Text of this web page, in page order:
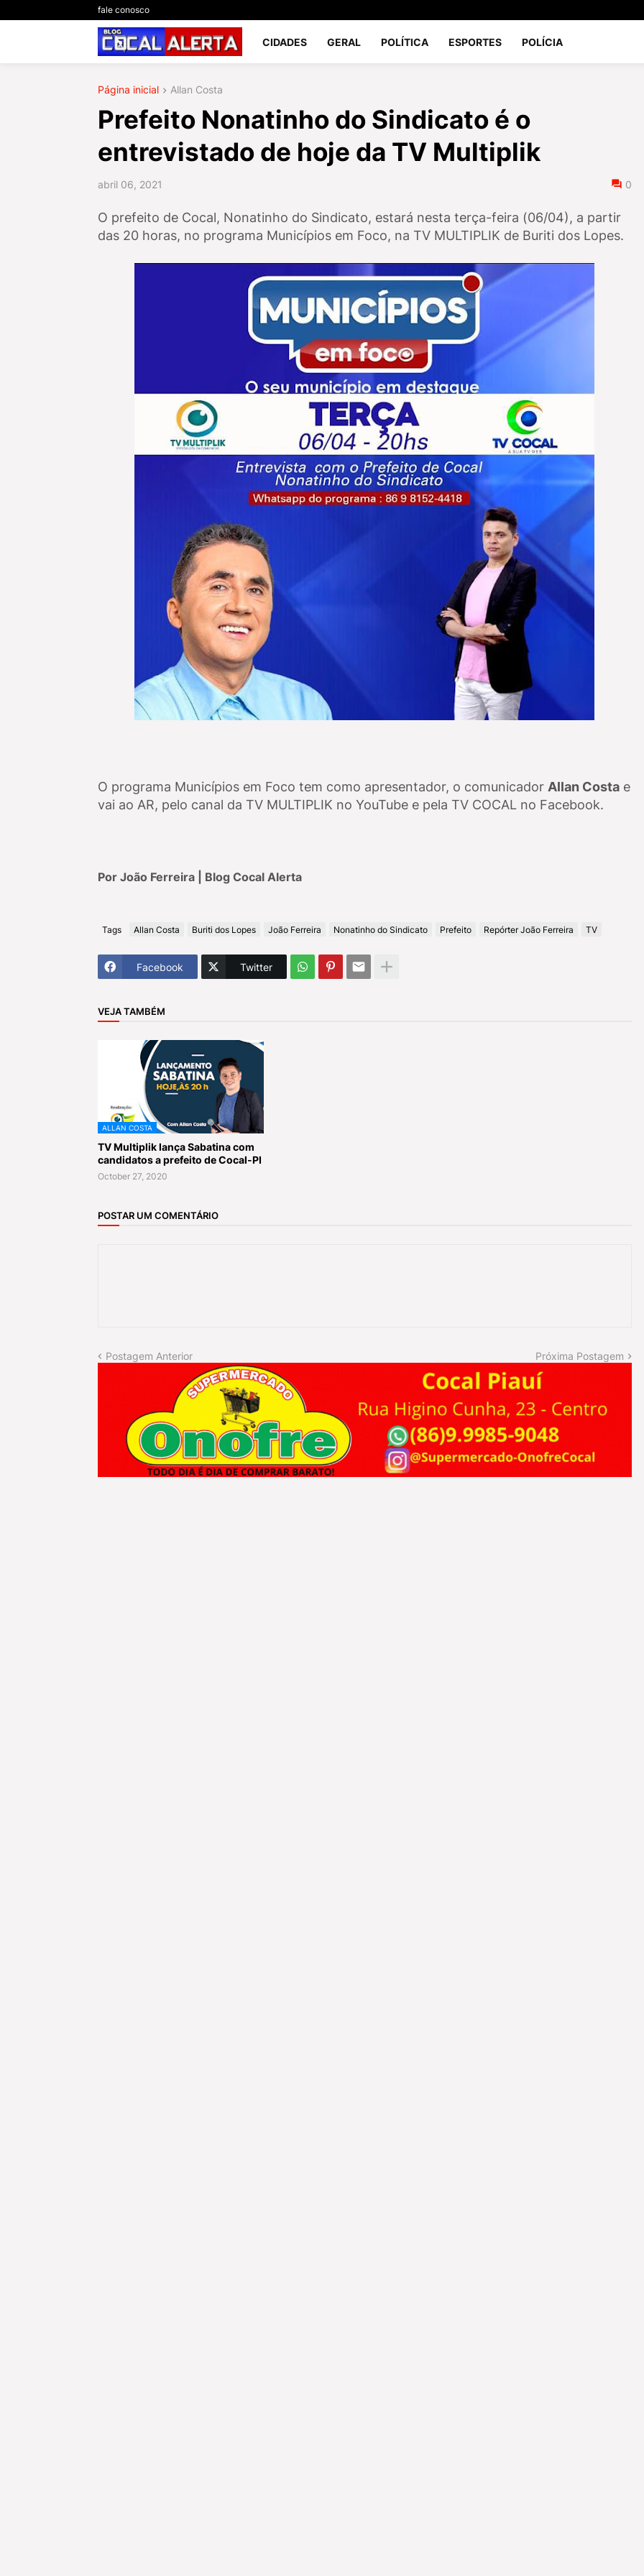
fale conosco
CIDADES GERAL POLÍTICA ESPORTES POLÍCIA
Página inicial Allan Costa
Prefeito Nonatinho do Sindicato é o
entrevistado de hoje da TV Multiplik
abril 06, 2021 0
O prefeito de Cocal, Nonatinho do Sindicato, estará nesta terça-feira (06/04), a partir
das 20 horas, no programa Municípios em Foco, na TV MULTIPLIK de Buriti dos Lopes.
O programa Municípios em Foco tem como apresentador, o comunicador Allan Costae
vai ao AR, pelo canal da TV MULTIPLIK no YouTube e pela TV COCAL no Facebook.
Por João Ferreira | Blog Cocal Alerta
Tags Allan Costa Buriti dos Lopes João Ferreira Nonatinho do Sindicato Prefeito Repórter João Ferreira TV
Facebook Twitter
VEJA TAMBÉM
ALLAN COSTA
TV Multiplik lança Sabatina com
candidatos a prefeito de Cocal-PI
October 27, 2020
POSTAR UM COMENTÁRIO
Postagem Anterior Próxima Postagem